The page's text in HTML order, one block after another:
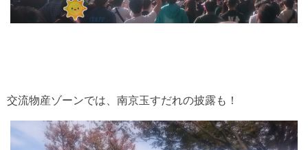
交流物産ゾーンでは、南京玉すだれの披露も！